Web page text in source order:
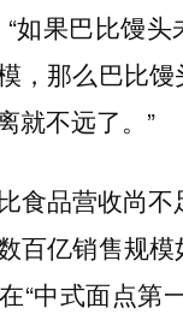
“如果巴比馒
，那么巴比馒
就不远了。”
食品营收尚不
百亿销售规
“中式面点第